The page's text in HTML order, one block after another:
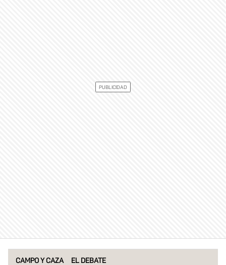
CAMPO Y CAZA EL DEBATE